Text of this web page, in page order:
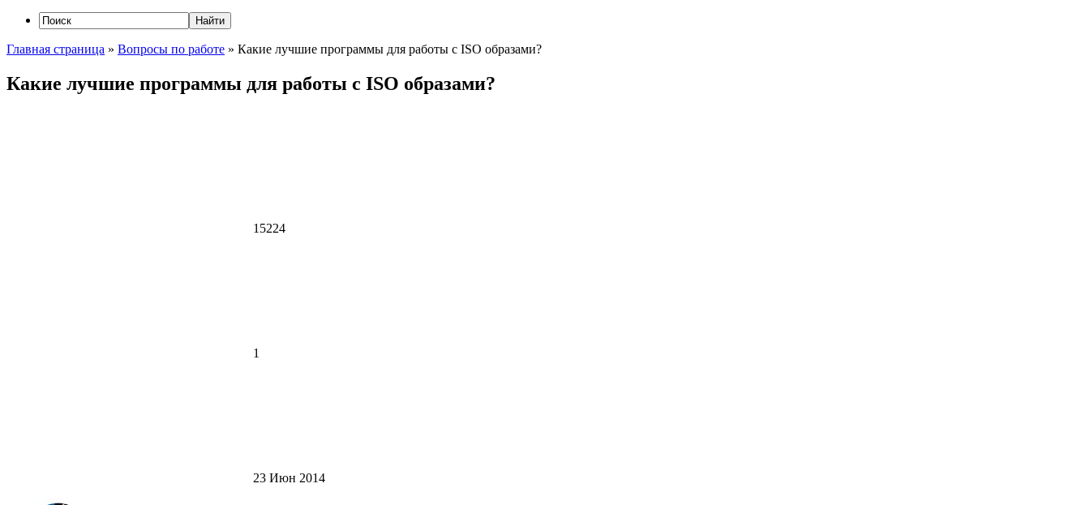
Главная страница » Вопросы по работе » Какие лучшие программы для работы с ISO образами?
Какие лучшие программы для работы с ISO образами?
15224
1
23 Июн 2014